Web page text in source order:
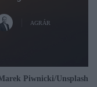
AGRÁR
Piwnicki/Unsplash